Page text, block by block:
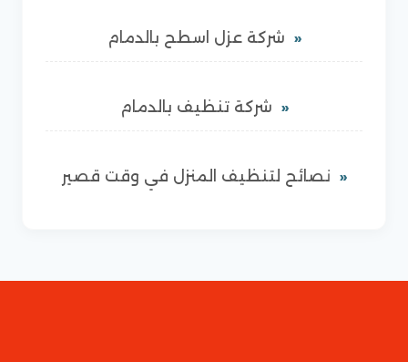
شركة عزل اسطح بالدمام
شركة تنظيف بالدمام
نصائح لتنظيف المنزل في وقت قصير